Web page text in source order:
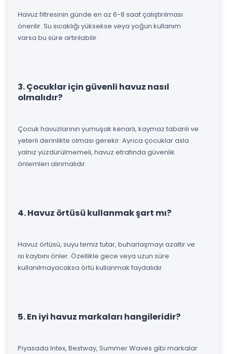
Havuz filtresinin günde en az 6-8 saat çalıştırılması
önerilir. Su sıcaklığı yüksekse veya yoğun kullanım
varsa bu süre artırılabilir.
3. Çocuklar için güvenli havuz nasıl
olmalıdır?
Çocuk havuzlarının yumuşak kenarlı, kaymaz tabanlı ve
yeterli derinlikte olması gerekir. Ayrıca çocuklar asla
yalnız yüzdürülmemeli, havuz etrafında güvenlik
önlemleri alınmalıdır.
4. Havuz örtüsü kullanmak şart mı?
Havuz örtüsü, suyu temiz tutar, buharlaşmayı azaltır ve
ısı kaybını önler. Özellikle gece veya uzun süre
kullanılmayacaksa örtü kullanmak faydalıdır.
5. En iyi havuz markaları hangileridir?
Piyasada Intex, Bestway, Summer Waves gibi markalar